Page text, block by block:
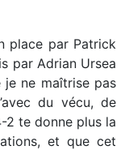
place par Patrick
par Adrian Ursea
je ne maîtrise pas
du vécu, de
2 te donne plus la
et que cet